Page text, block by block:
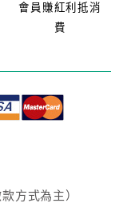
會員賺紅利抵消
費
方式為主）